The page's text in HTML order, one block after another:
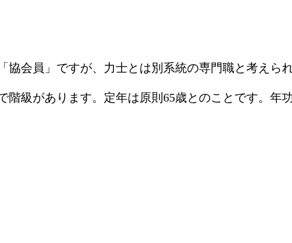
協会員」ですが、力士とは別系統の専門職と考えら
階級があります。定年は原則65歳とのことです。年